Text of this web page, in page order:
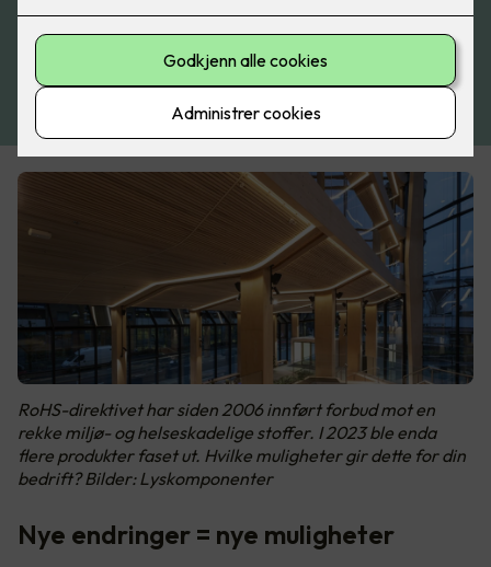
RoHS-direktivet har siden 2006 innført forbud mot en
rekke miljø- og helseskadelige stoffer. I 2023 ble enda
flere produkter faset ut. Hvilke muligheter gir dette for din
bedrift? Bilder: Lyskomponenter
Nye endringer = nye muligheter